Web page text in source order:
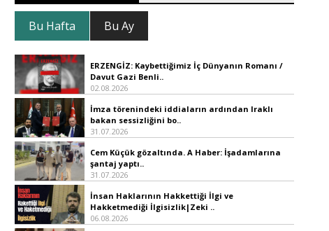
Bu Hafta Bu Ay
ERZENGİZ: Kaybettiğimiz İç Dünyanın Romanı /
Davut Gazi Benli..
02.08.2026
İmza törenindeki iddiaların ardından Iraklı
bakan sessizliğini bo..
31.07.2026
Cem Küçük gözaltında. A Haber: İşadamlarına
şantaj yaptı..
31.07.2026
İnsan Haklarının Hakkettiği İlgi ve
Hakketmediği İlgisizlik|Zeki ..
06.08.2026